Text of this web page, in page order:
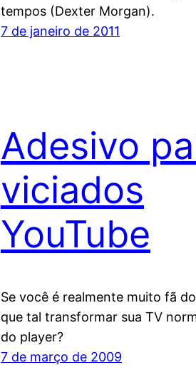
tempos (Dexter Morgan).
7 de janeiro de 2011
Adesivo
viciados
YouTube
Se você é realmente muito fã
que tal transformar sua TV
do player?
7 de março de 2009